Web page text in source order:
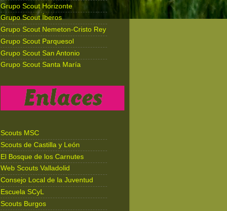
Grupo Scout Horizonte
Grupo Scout Íberos
Grupo Scout Nemeton-Cristo Rey
Grupo Scout Parquesol
Grupo Scout San Antonio
Grupo Scout Santa María
Scouts MSC
Scouts de Castilla y León
El Bosque de los Carnutes
Web Scouts Valladolid
Consejo Local de la Juventud
Escuela SCyL
Scouts Burgos